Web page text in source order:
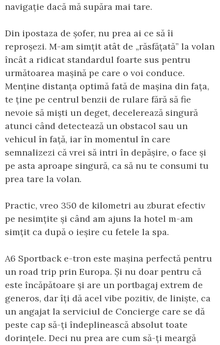
navigație dacă mă supăra mai tare.
Din ipostaza de șofer, nu prea ai ce să îi
reproșezi. M-am simțit atât de „răsfățată” la volan
încât a ridicat standardul foarte sus pentru
următoarea mașină pe care o voi conduce.
Menține distanța optimă fată de mașina din fața,
te ține pe centrul benzii de rulare fără să fie
nevoie să miști un deget, decelerează singură
atunci când detectează un obstacol sau un
vehicul în față, iar în momentul în care
semnalizezi că vrei să intri în depășire, o face și
pe asta aproape singură, ca să nu te consumi tu
prea tare la volan.
Practic, vreo 350 de kilometri au zburat efectiv
pe nesimțite și când am ajuns la hotel m-am
simțit ca după o ieșire cu fetele la spa.
A6 Sportback e-tron este mașina perfectă pentru
un road trip prin Europa. Și nu doar pentru că
este încăpătoare și are un portbagaj extrem de
generos, dar îți dă acel vibe pozitiv, de liniște, ca
un angajat la serviciul de Concierge care se dă
peste cap să-ți îndeplinească absolut toate
dorințele. Deci nu prea are cum să-ți meargă